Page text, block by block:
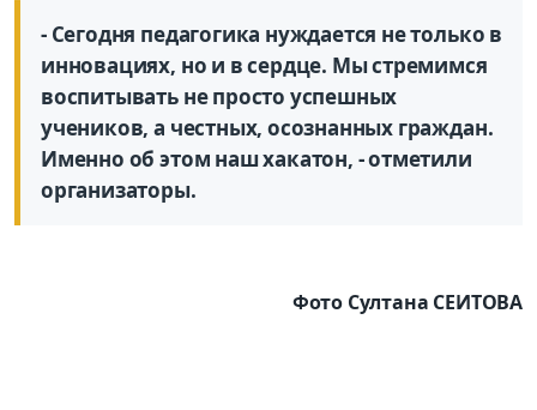
- Сегодня педагогика нуждается не только в
инновациях, но и в сердце. Мы стремимся
воспитывать не просто успешных
учеников, а честных, осознанных граждан.
Именно об этом наш хакатон, - отметили
организаторы.
Фото Султана СЕИТОВА